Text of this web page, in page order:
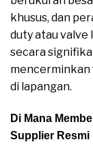
khusus, dan
duty atau valve
secara
mencerminkan
di lapangan.
Di Mana
Supplier Resmi